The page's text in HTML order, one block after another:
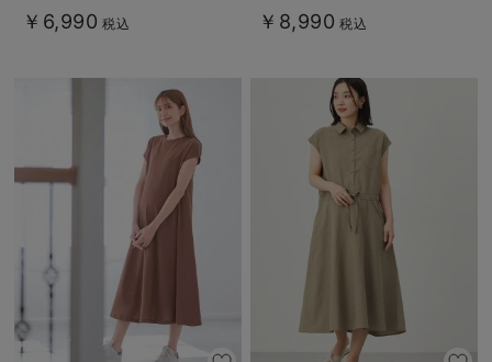
￥6,990 税込 ￥8,990 税込